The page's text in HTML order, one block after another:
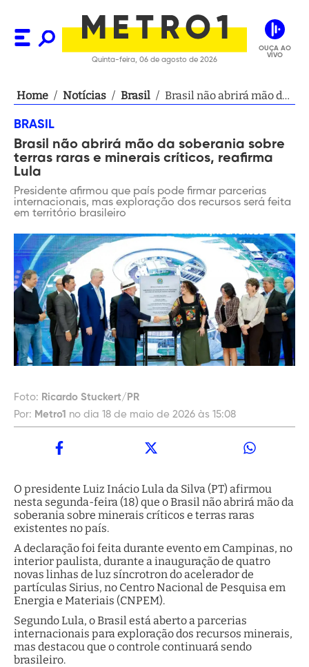
Quinta-feira, 06 de agosto de 2026
OUÇA AO
VIVO
Home / Notícias / Brasil / Brasil não abrirá mão da
reafirma Lula
BRASIL
Brasil não abrirá mão da soberania sobre
terras raras e minerais críticos, reafirma
Lula
Presidente afirmou que país pode firmar parcerias
internacionais, mas exploração dos recursos será feita
em território brasileiro
Foto: Ricardo Stuckert/PR
Por: Metro1 no dia 18 de maio de 2026 às 15:08
O presidente Luiz Inácio Lula da Silva (PT) afirmou
nesta segunda-feira (18) que o Brasil não abrirá mão da
soberania sobre minerais críticos e terras raras
existentes no país.
A declaração foi feita durante evento em Campinas, no
interior paulista, durante a inauguração de quatro
novas linhas de luz síncrotron do acelerador de
partículas Sirius, no Centro Nacional de Pesquisa em
Energia e Materiais (CNPEM).
Segundo Lula, o Brasil está aberto a parcerias
internacionais para exploração dos recursos minerais,
mas destacou que o controle continuará sendo
brasileiro.